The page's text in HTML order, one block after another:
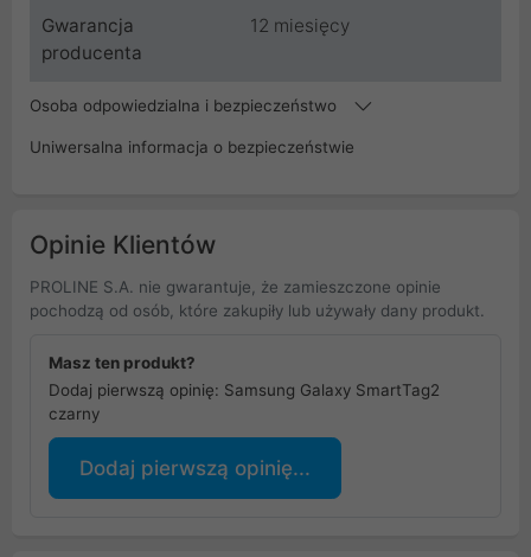
Gwarancja
producenta
12 miesięcy
Osoba odpowiedzialna i bezpieczeństwo
Uniwersalna informacja o bezpieczeństwie
Opinie Klientów
PROLINE S.A. nie gwarantuje, że zamieszczone opinie
pochodzą od osób, które zakupiły lub używały dany produkt.
Masz ten produkt?
Dodaj pierwszą opinię: Samsung Galaxy SmartTag2
czarny
Dodaj pierwszą opinię...